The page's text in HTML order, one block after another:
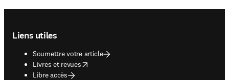
Liens utiles
Soumettre votre article
Livres et revues
opens in new tab/window
Libre accès